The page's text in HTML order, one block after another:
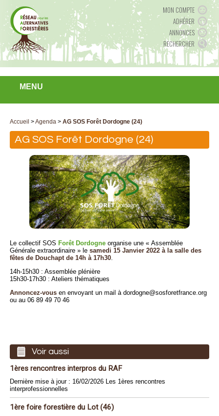
MON COMPTE
ADHÉRER
ANNONCES
RECHERCHER
MENU
Accueil >Agenda > AG SOS Forêt Dordogne (24)
AG SOS Forêt Dordogne (24)
Le collectif SOS Forêt Dordogne organise une « Assemblée
Générale extraordinaire » le samedi 15 Janvier 2022 à la salle des
fêtes de Douchapt de 14h à 17h30.
14h-15h30 : Assemblée plénière
15h30-17h30 : Ateliers thématiques
Annoncez-vous en envoyant un mail à dordogne@sosforetfrance.org
ou au 06 89 49 70 46
Voir aussi
1ères rencontres interpros du RAF
Dernière mise à jour : 16/02/2026 Les 1ères rencontres
interprofessionnelles
1ère foire forestière du Lot (46)